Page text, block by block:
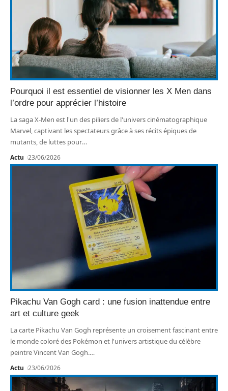
Pourquoi il est essentiel de visionner les X Men dans
l’ordre pour apprécier l’histoire
La saga X-Men est l'un des piliers de l'univers cinématographique
Marvel, captivant les spectateurs grâce à ses récits épiques de
mutants, de luttes pour…
Actu 23/06/2026
Pikachu Van Gogh card : une fusion inattendue entre
art et culture geek
La carte Pikachu Van Gogh représente un croisement fascinant entre
le monde coloré des Pokémon et l'univers artistique du célèbre
peintre Vincent Van Gogh.…
Actu 23/06/2026